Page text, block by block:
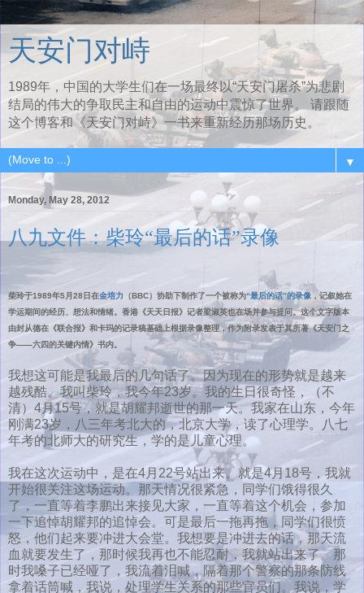
天安门对峙
1989年，中国的大学生们在一场最终以“天安门屠杀”为悲剧
结局的伟大的争取民主和自由的运动中震惊了世界。 请跟随
这个博客和《天安门对峙》一书来重新经历那场历史。
▼
Monday, May 28, 2012
八九文件：柴玲“最后的话”录像
柴玲于1989年5月28日在金培力 （BBC）协助下制作了一个被称为“最后的话”的录像 ，记叙她在
学运期间的经历、想法和情绪。香港《天天日报》记者梁淑英也在场并参与提问。这个文字版本
由封从德在《联合报》和卡玛的记录稿基础上根据录像整理，作为附录发表于其所著《天安门之
争——六四的关键内情》书内。
我想这可能是我最后的几句话了。因为现在的形势就是越来
越残酷。我叫柴玲，我今年23岁。我的生日很奇怪，（不
清）4月15号，就是胡耀邦逝世的那一天。我家在山东，今年
刚满23岁，八三年考北大的，北京大学，读了心理学。八七
年考的北师大的研究生，学的是儿童心理。
我在这次运动中，是在4月22号站出来。就是4月18号，我就
开始很关注这场运动。那天情况很紧急，同学们饿得很久
了，一直等着李鹏出来接见大家，一直等着这个机会，参加
一下追悼胡耀邦的追悼会。可是最后一拖再拖，同学们很愤
怒，他们起来要冲进大会堂。我想要是冲进去的话，那天流
血就要发生了，那时候我再也不能忍耐，我就站出来了。那
时我嗓子已经哑了，我流着泪喊，隔着那个警察的那条防线
拿着话筒喊，我说，处理学生关系的那些官员们。我说，学